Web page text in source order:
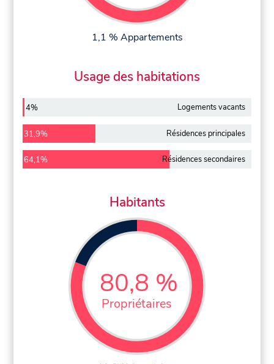
1,1 % Appartements
Usage des habitations
4% Logements vacants
31,9% Résidences principales
64,1% Résidences secondaires
Habitants
80,8 %
Propriétaires